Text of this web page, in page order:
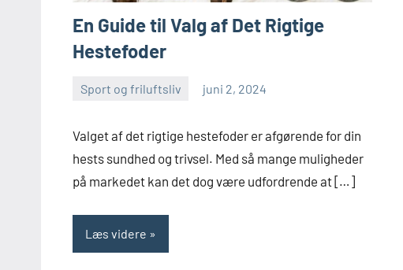
En Guide til Valg af Det Rigtige
Hestefoder
Sport og friluftsliv juni 2, 2024
admin
Valget af det rigtige hestefoder er afgørende for din
hests sundhed og trivsel. Med så mange muligheder
på markedet kan det dog være udfordrende at […]
Læs videre